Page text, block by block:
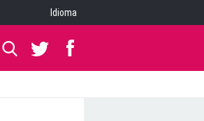
Idioma